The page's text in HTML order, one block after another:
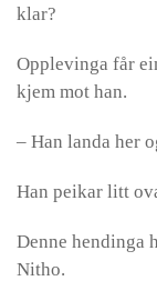
klar?
Opplevinga får
kjem mot han.
– Han landa her
Han peikar litt
Denne hendinga
Nitho.